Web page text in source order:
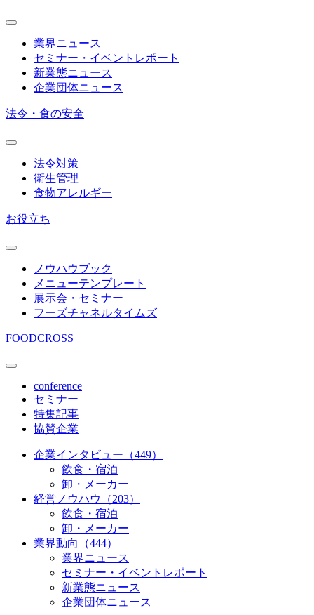
業界ニュース
セミナー・イベントレポート
新業態ニュース
企業団体ニュース
法令・食の安全
法令対策
衛生管理
食物アレルギー
お役立ち
ノウハウブック
メニューテンプレート
展示会・セミナー
フーズチャネルタイムズ
FOODCROSS
conference
セミナー
特集記事
協賛企業
企業インタビュー（449）
飲食・宿泊
卸・メーカー
経営ノウハウ（203）
飲食・宿泊
卸・メーカー
業界動向（444）
業界ニュース
セミナー・イベントレポート
新業態ニュース
企業団体ニュース